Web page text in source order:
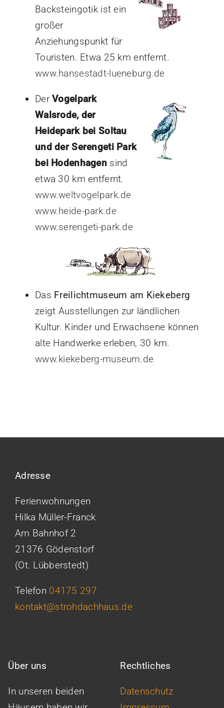
Backsteingotik ist ein
großer
Anziehungspunkt für
Touristen. Etwa 25 km entfernt.
www.hansestadt-lueneburg.de
DerVogelpark
Walsrode, der
Heidepark bei Soltau
und der Serengeti Park
bei Hodenhagensind
etwa 30 km entfernt.
www.weltvogelpark.de
www.heide-park.de
www.serengeti-park.de
Das Freilichtmuseum am Kiekeberg
zeigt Ausstellungen zur ländlichen
Kultur. Kinder und Erwachsene können
alte Handwerke erleben, 30 km.
www.kiekeberg-museum.de
Adresse
Ferienwohnungen
Hilka Müller-Franck
Am Bahnhof 2
21376 Gödenstorf
(Ot. Lübberstedt)
Telefon 04175 297
kontakt@strohdachhaus.de
Über uns
In unseren beiden
Rechtliches
Datenschutz